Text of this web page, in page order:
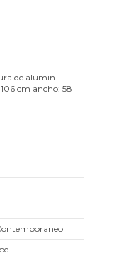
de alumin.
cm ancho: 58